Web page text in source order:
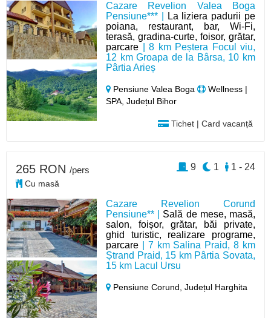
Cazare Revelion Valea Boga
Pensiune*** |
La liziera padurii pe
poiana, restaurant, bar, Wi-Fi,
terasă, gradina-curte, foisor, grătar,
parcare | 8 km Peștera Focul viu,
12 km Groapa de la Bârsa, 10 km
Pârtia Arieș
Pensiune Valea Boga
Wellness |
SPA, Județul Bihor
Tichet | Card vacanță
Cazare Revelion Corund
Pensiune** | Sală de mese, masă,
salon, foișor, grătar, băi private,
ghid turistic, realizare programe,
parcare | 7 km Salina Praid, 8 km
Ștrand Praid, 15 km Pârtia Sovata,
15 km Lacul Ursu
Pensiune Corund,Județul Harghita
265 RON /pers
Cu masă
1 - 24
1
9